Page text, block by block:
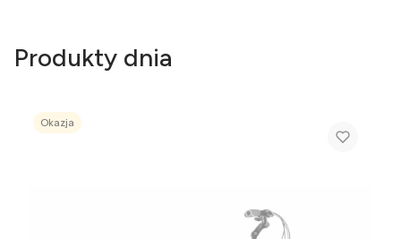
Produkty dnia
Okazja